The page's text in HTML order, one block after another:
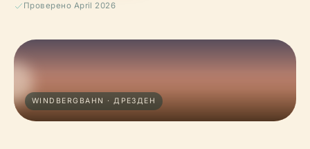
Проверено April 2026
WINDBERGBAHN · ДРЕЗДЕН